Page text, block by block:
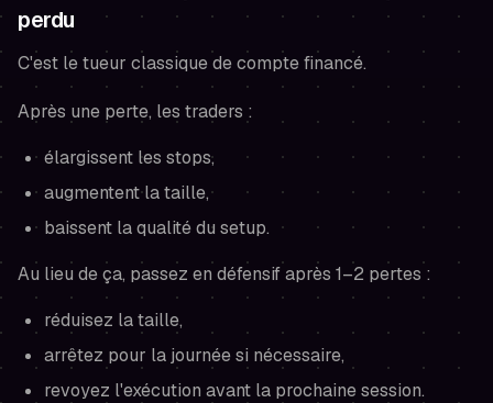
perdu
C'est le tueur classique de compte financé.
Après une perte, les traders :
élargissent les stops,
augmentent la taille,
baissent la qualité du setup.
Au lieu de ça, passez en défensif après 1–2 pertes :
réduisez la taille,
arrêtez pour la journée si nécessaire,
revoyez l'exécution avant la prochaine session.